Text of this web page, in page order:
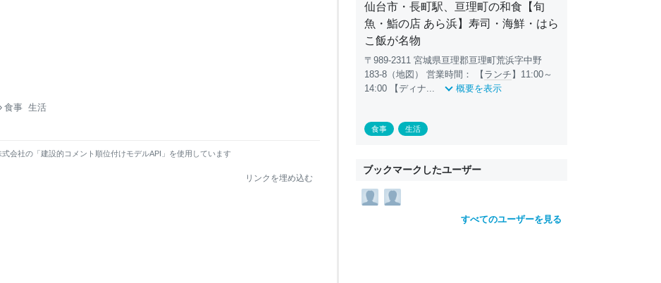
食事 生活
会社の「建設的コメント順位付けモデルAPI」を使用しています
リンクを埋め込む
仙台市・長町駅、亘理町の和食【旬
魚・鮨の店 あら浜】寿司・海鮮・はら
こ飯が名物
〒989-2311 宮城県亘理郡亘理町荒浜字中野
183-8（地図） 営業時間： 【 ランチ 】11:00～
14:00 【ディナ...
概要を表示
食事 生活
ブックマークしたユーザー
すべてのユーザーを見る